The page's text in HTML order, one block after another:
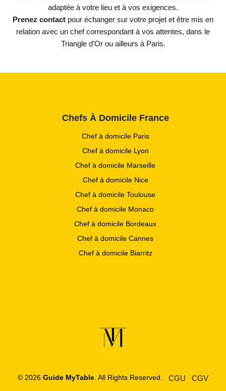
adaptée à votre lieu et à vos exigences.
Prenez contact pour échanger sur votre projet et être mis en
relation avec un chef correspondant à vos attentes, dans le
Triangle d’Or ou ailleurs à Paris.
Chefs À Domicile France
Chef à domicile Paris
Chef à domicile Lyon
Chef à domicile Marseille
Chef à domicile Nice
Chef à domicile Toulouse
Chef à domicile Monaco
Chef à domicile Bordeaux
Chef à domicile Cannes
Chef à domicile Biarritz
© 2026 Guide MyTable. All Rights Reserved. CGU CGV